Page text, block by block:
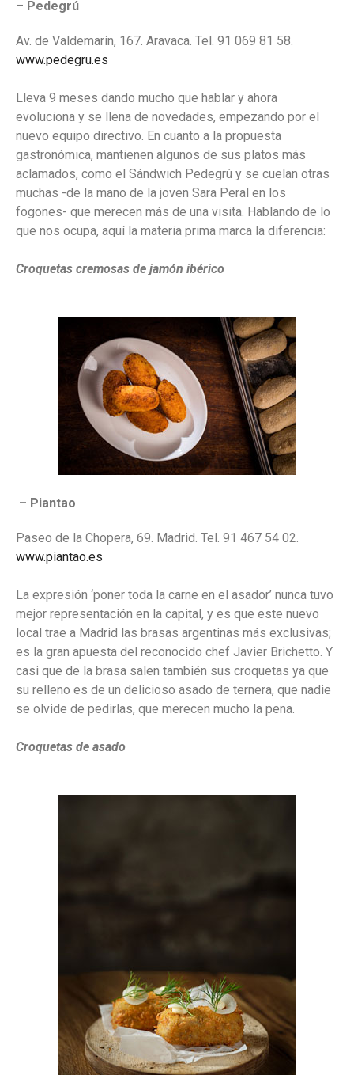
– Pedegrú
Av. de Valdemarín, 167. Aravaca. Tel. 91 069 81 58.
www.pedegru.es
Lleva 9 meses dando mucho que hablar y ahora
evoluciona y se llena de novedades, empezando por el
nuevo equipo directivo. En cuanto a la propuesta
gastronómica, mantienen algunos de sus platos más
aclamados, como el Sándwich Pedegrú y se cuelan otras
muchas -de la mano de la joven Sara Peral en los
fogones- que merecen más de una visita. Hablando de lo
que nos ocupa, aquí la materia prima marca la diferencia:
Croquetas cremosas de jamón ibérico
– Piantao
Paseo de la Chopera, 69. Madrid. Tel. 91 467 54 02.
www.piantao.es
La expresión ‘poner toda la carne en el asador’ nunca tuvo
mejor representación en la capital, y es que este nuevo
local trae a Madrid las brasas argentinas más exclusivas;
es la gran apuesta del reconocido chef Javier Brichetto. Y
casi que de la brasa salen también sus croquetas ya que
su relleno es de un delicioso asado de ternera, que nadie
se olvide de pedirlas, que merecen mucho la pena.
Croquetas de asado